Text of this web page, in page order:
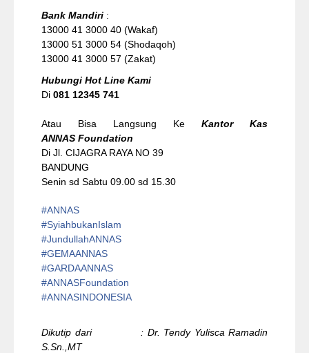
Bank Mandiri :
13000 41 3000 40 (Wakaf)
13000 51 3000 54 (Shodaqoh)
13000 41 3000 57 (Zakat)
Hubungi Hot Line Kami
Di 081 12345 741
Atau Bisa Langsung Ke Kantor Kas
ANNAS Foundation
Di Jl. CIJAGRA RAYA NO 39
BANDUNG
Senin sd Sabtu 09.00 sd 15.30
#ANNAS
#SyiahbukanIslam
#JundullahANNAS
#GEMAANNAS
#GARDAANNAS
#ANNASFoundation
#ANNASINDONESIA
Dikutip dari : Dr. Tendy Yulisca Ramadin
S.Sn.,MT